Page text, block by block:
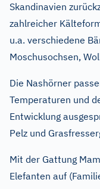
Skandinavien
zahlreicher
u.a. verschiedene
Moschusochsen,
Die Nashörner
Temperaturen und
Entwicklung
Pelz und
Mit der Gattung
Elefanten auf